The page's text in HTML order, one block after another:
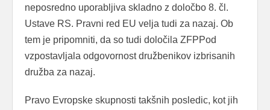
neposredno uporabljiva skladno z določbo 8. čl.
Ustave RS. Pravni red EU velja tudi za nazaj. Ob
tem je pripomniti, da so tudi določila ZFPPod
vzpostavljala odgovornost družbenikov izbrisanih
družba za nazaj.
Pravo Evropske skupnosti takšnih posledic, kot jih